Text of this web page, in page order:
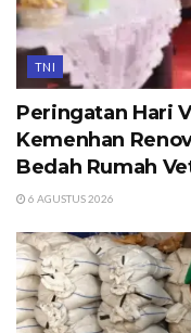
TNI
Peringatan Hari
Kemenhan
Bedah Rumah
6 AGUSTUS 2026